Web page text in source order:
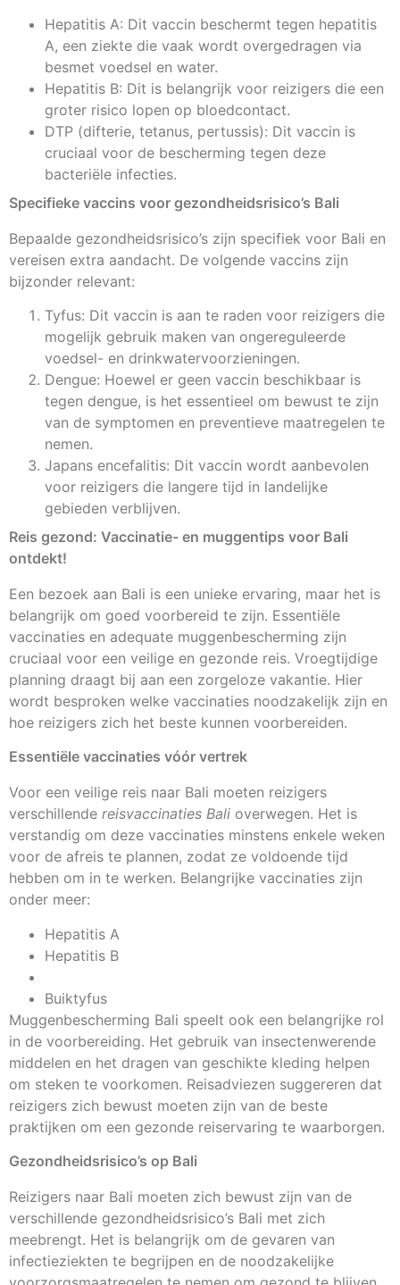
Hepatitis A: Dit vaccin beschermt tegen hepatitis
A, een ziekte die vaak wordt overgedragen via
besmet voedsel en water.
Hepatitis B: Dit is belangrijk voor reizigers die een
groter risico lopen op bloedcontact.
DTP (difterie, tetanus, pertussis): Dit vaccin is
cruciaal voor de bescherming tegen deze
bacteriële infecties.
Specifieke vaccins voor gezondheidsrisico’s Bali
Bepaalde gezondheidsrisico’s zijn specifiek voor Bali en
vereisen extra aandacht. De volgende vaccins zijn
bijzonder relevant:
Tyfus: Dit vaccin is aan te raden voor reizigers die
mogelijk gebruik maken van ongereguleerde
voedsel- en drinkwatervoorzieningen.
Dengue: Hoewel er geen vaccin beschikbaar is
tegen dengue, is het essentieel om bewust te zijn
van de symptomen en preventieve maatregelen te
nemen.
Japans encefalitis: Dit vaccin wordt aanbevolen
voor reizigers die langere tijd in landelijke
gebieden verblijven.
Reis gezond: Vaccinatie- en muggentips voor Bali
ontdekt!
Een bezoek aan Bali is een unieke ervaring, maar het is
belangrijk om goed voorbereid te zijn. Essentiële
vaccinaties en adequate muggenbescherming zijn
cruciaal voor een veilige en gezonde reis. Vroegtijdige
planning draagt bij aan een zorgeloze vakantie. Hier
wordt besproken welke vaccinaties noodzakelijk zijn en
hoe reizigers zich het beste kunnen voorbereiden.
Essentiële vaccinaties vóór vertrek
Voor een veilige reis naar Bali moeten reizigers
verschillende reisvaccinaties Bali overwegen. Het is
verstandig om deze vaccinaties minstens enkele weken
voor de afreis te plannen, zodat ze voldoende tijd
hebben om in te werken. Belangrijke vaccinaties zijn
onder meer:
Hepatitis A
Hepatitis B
Buiktyfus
Muggenbescherming Bali speelt ook een belangrijke rol
in de voorbereiding. Het gebruik van insectenwerende
middelen en het dragen van geschikte kleding helpen
om steken te voorkomen. Reisadviezen suggereren dat
reizigers zich bewust moeten zijn van de beste
praktijken om een gezonde reiservaring te waarborgen.
Gezondheidsrisico’s op Bali
Reizigers naar Bali moeten zich bewust zijn van de
verschillende gezondheidsrisico’s Bali met zich
meebrengt. Het is belangrijk om de gevaren van
infectieziekten te begrijpen en de noodzakelijke